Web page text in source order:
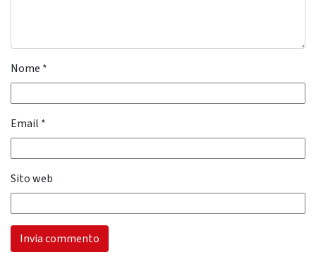
Nome *
Email *
Sito web